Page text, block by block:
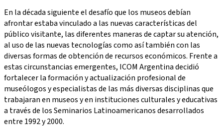
En la década siguiente el desafío que los museos debían
afrontar estaba vinculado a las nuevas características del
público visitante, las diferentes maneras de captar su atención,
al uso de las nuevas tecnologías como así también con las
diversas formas de obtención de recursos económicos. Frente a
estas circunstancias emergentes, ICOM Argentina decidió
fortalecer la formación y actualización profesional de
museólogos y especialistas de las más diversas disciplinas que
trabajaran en museos y en instituciones culturales y educativas
a través de los Seminarios Latinoamericanos desarrollados
entre 1992 y 2000.